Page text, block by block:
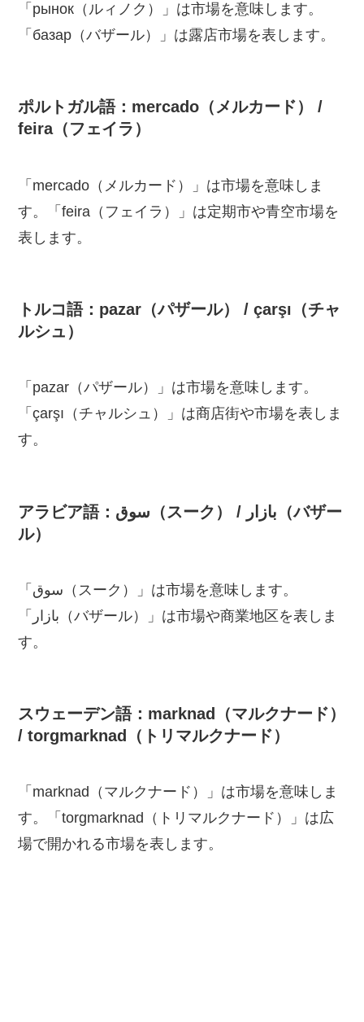
「рынок（ルィノク）」は市場を意味します。
「базар（バザール）」は露店市場を表します。
ポルトガル語：mercado（メルカード） /
feira（フェイラ）
「mercado（メルカード）」は市場を意味しま
す。「feira（フェイラ）」は定期市や青空市場を
表します。
トルコ語：pazar（パザール） / çarşı（チャ
ルシュ）
「pazar（パザール）」は市場を意味します。
「çarşı（チャルシュ）」は商店街や市場を表しま
す。
アラビア語：سوق（スーク） / بازار（バザー
ル）
「سوق（スーク）」は市場を意味します。
「بازار（バザール）」は市場や商業地区を表しま
す。
スウェーデン語：marknad（マルクナード）
/ torgmarknad（トリマルクナード）
「marknad（マルクナード）」は市場を意味しま
す。「torgmarknad（トリマルクナード）」は広
場で開かれる市場を表します。